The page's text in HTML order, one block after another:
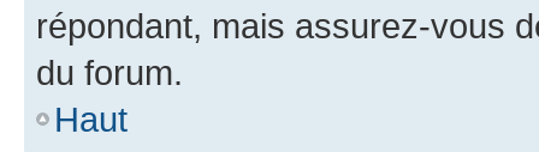
répondant, mais assurez-vous
du forum.
Haut